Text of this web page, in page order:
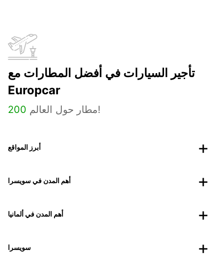
تأجير السيارات في أفضل المطارات مع
Europcar
200 مطار حول العالم!
أبرز المواقع
أهم المدن في سويسرا
أهم المدن في ألمانيا
سويسرا